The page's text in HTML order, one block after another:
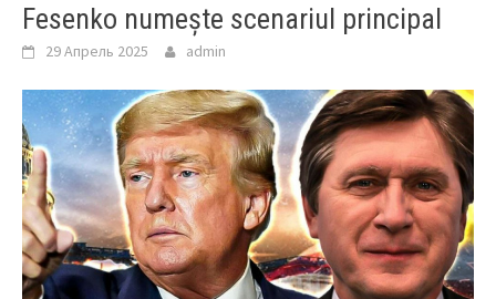
Fesenko numește scenariul principal
29 Апрель 2025 admin